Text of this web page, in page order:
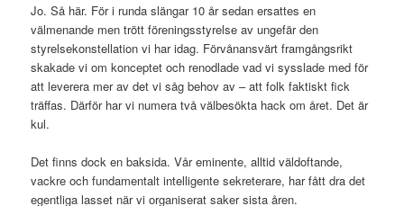
Jo. Så här. För i runda slängar 10 år sedan ersattes en
välmenande men trött föreningsstyrelse av ungefär den
styrelsekonstellation vi har idag. Förvånansvärt framgångsrikt
skakade vi om konceptet och renodlade vad vi sysslade med för
att leverera mer av det vi såg behov av – att folk faktiskt fick
träffas. Därför har vi numera två välbesökta hack om året. Det är
kul.
Det finns dock en baksida. Vår eminente, alltid väldoftande,
vackre och fundamentalt intelligente sekreterare, har fått dra det
egentliga lasset när vi organiserat saker sista åren.